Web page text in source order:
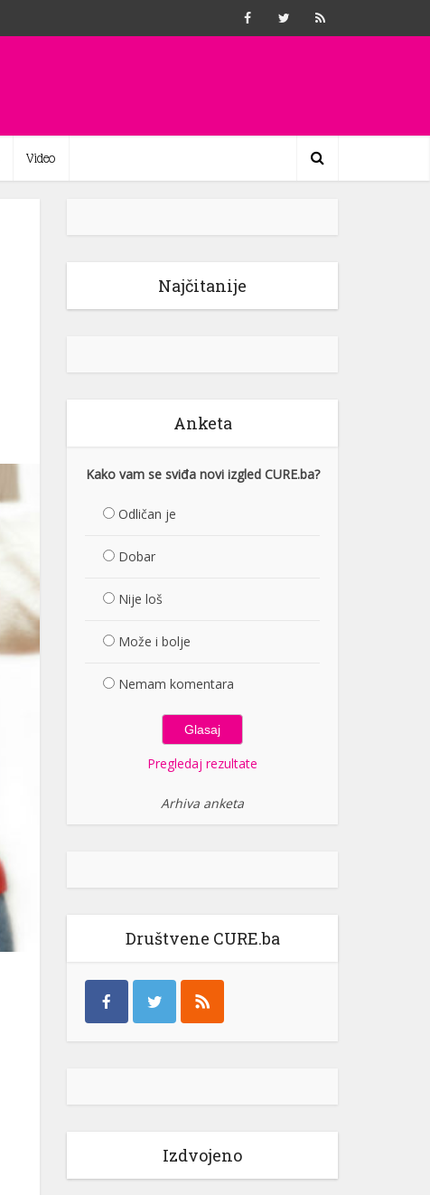
Video
Najčitanije
Anketa
Kako vam se sviđa novi izgled CURE.ba?
Odličan je
Dobar
Nije loš
Može i bolje
Nemam komentara
Pregledaj rezultate
Arhiva anketa
Društvene CURE.ba
Izdvojeno